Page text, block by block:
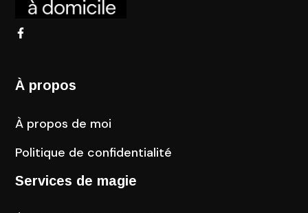
À propos
À propos de moi
Politique de confidentialité
Services de magie